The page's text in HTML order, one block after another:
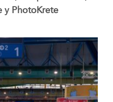
y PhotoKrete